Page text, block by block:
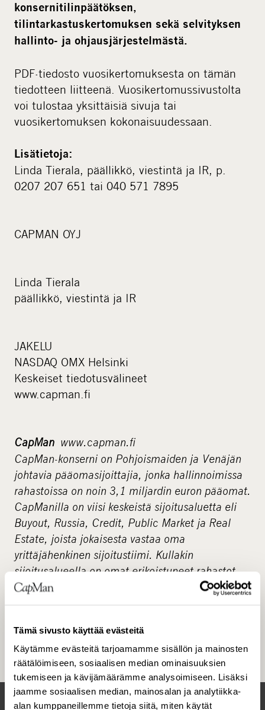
Tämä sivusto käyttää evästeitä
Käytämme evästeitä tarjoamamme sisällön ja mainosten
räätälöimiseen, sosiaalisen median ominaisuuksien
tukemiseen ja kävijämäärämme analysoimiseen. Lisäksi
jaamme sosiaalisen median, mainosalan ja analytiikka-
alan kumppaneillemme tietoja siitä, miten käytät
konsernitilinpäätöksen,
tilintarkastuskertomuksen sekä selvityksen
hallinto- ja ohjausjärjestelmästä.
PDF-tiedosto vuosikertomuksesta on tämän
tiedotteen liitteenä. Vuosikertomussivustolta
voi tulostaa yksittäisiä sivuja tai
vuosikertomuksen kokonaisuudessaan.
Lisätietoja:
Linda Tierala, päällikkö, viestintä ja IR, p.
0207 207 651 tai 040 571 7895
CAPMAN OYJ
Linda Tierala
päällikkö, viestintä ja IR
JAKELU
NASDAQ OMX Helsinki
Keskeiset tiedotusvälineet
www.capman.fi
CapMan www.capman.fi
CapMan-konserni on Pohjoismaiden ja Venäjän
johtavia pääomasijoittajia, jonka hallinnoimissa
rahastoissa on noin 3,1 miljardin euron pääomat.
CapManilla on viisi keskeistä sijoitusaluetta eli
Buyout, Russia, Credit, Public Market ja Real
Estate, joista jokaisesta vastaa oma
yrittäjähenkinen sijoitustiimi. Kullakin
sijoitusalueella on omat erikoistuneet rahastot.
CapManin palveluksessa on noin 110
on perustettu vuonna 1989, ja yhtiö on listattu
Helsingin pörssissä vuodesta 2001.